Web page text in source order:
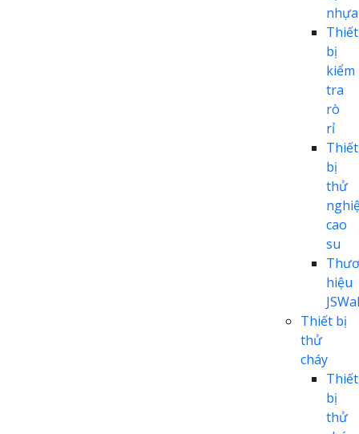
nhựa
Thiết
bị
kiểm
tra
rò
rỉ
Thiết
bị
thử
cao
su
hiệu
Thiết bị
thử
cháy
Thiết
bị
thử